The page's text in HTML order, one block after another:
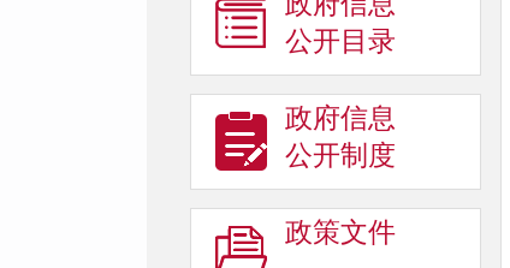
公开目录
政府信息
公开制度
政策文件